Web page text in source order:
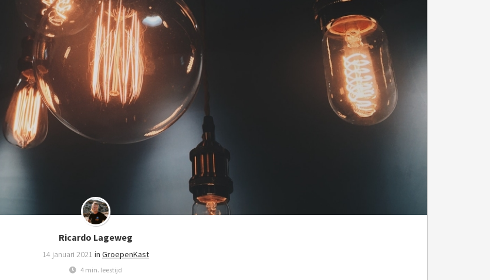
Ricardo Lageweg
14 januari 2021 in GroepenKast
4 min. leestijd